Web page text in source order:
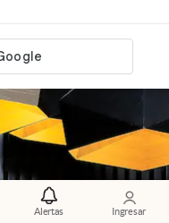
Alertas Ingresar